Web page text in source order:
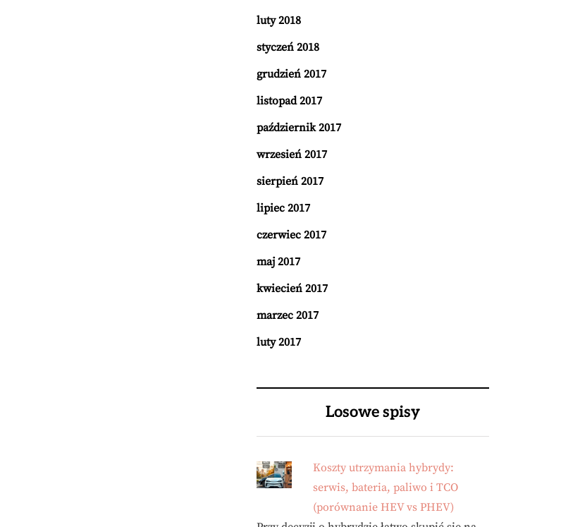
luty 2018
styczeń 2018
grudzień 2017
listopad 2017
październik 2017
wrzesień 2017
sierpień 2017
lipiec 2017
czerwiec 2017
maj 2017
kwiecień 2017
marzec 2017
luty 2017
Losowe spisy
Koszty utrzymania hybrydy:
serwis, bateria, paliwo i TCO
(porównanie HEV vs PHEV)